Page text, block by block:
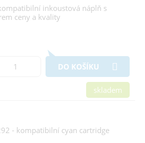
inkoustová náplň s
ceny a kvality
DO KOŠÍKU
skladem